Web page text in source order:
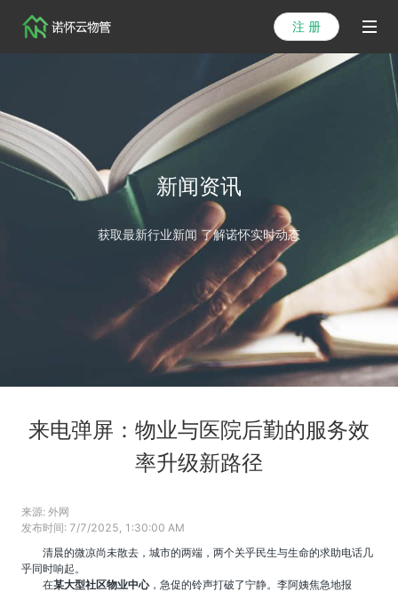
注 册
解决方案
医院方案 新闻资讯
获取最新行业新闻 了解诺怀实时动态
来电弹屏：物业与医院后勤的服务效
率升级新路径
来源: 外网
发布时间: 7/7/2025, 1:30:00 AM
清晨的微凉尚未散去，城市的两端，两个关乎民生与生命的求助电话几
乎同时响起。
在某大型社区物业中心，急促的铃声打破了宁静。李阿姨焦急地报